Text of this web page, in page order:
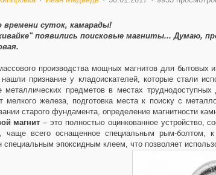
времени суток, камарады!
появились поисковые магниты... Думаю,
производства мощных магнитов для
нашли признание у кладоискателей, которые стали
металлических предметов в местах
мелкого железа, подготовка места к поиску с
старого фундамента, определение магнитности
магнит– это полностью оцинкованное устройство,
чаще всего оснащенное специальным рым-болтом,
специальным эпоксидным клеем, что позволяет